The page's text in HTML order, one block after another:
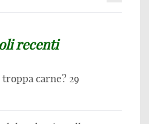
recenti
carne? 29